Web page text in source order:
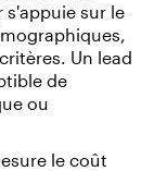
sur le
Un lead
de
ou
le coût